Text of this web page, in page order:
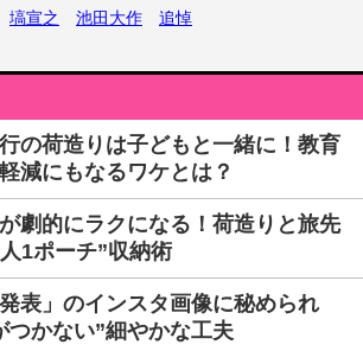
塙宣之 池田大作 追悼
の荷造りは子どもと一緒に！教育
減にもなるワケとは？
劇的にラクになる！荷造りと旅先
1ポーチ”収納術
表」のインスタ画像に秘められ
つかない”細やかな工夫